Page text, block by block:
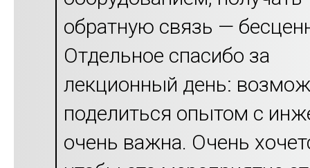
обратную связь —
Отдельное спасибо за
лекционный день:
поделиться опытом с
очень важна. Очень